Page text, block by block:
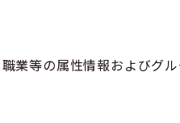
業等の属性情報およびグ